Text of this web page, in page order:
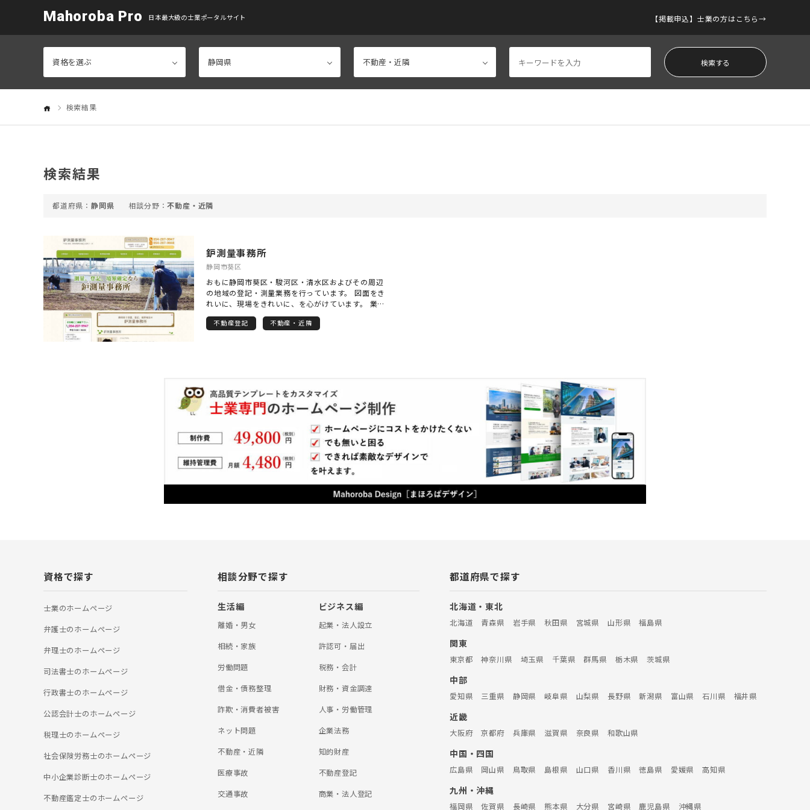
Mahoroba Pro 日本最大級の士業ポータルサイト 【掲載申込】士業の方はこちら
検索結果
検索結果
静岡県 不動産・近隣
鈩測量事務所
静岡市葵区
おもに静岡市葵区・駿河区・清水区およびその周辺
の地域の登記・測量業務を行っています。 図面をき
れいに、現場をきれいに、を心がけています。 業務
内容によっては、土地家屋調査士以外の資格者（行
政書士、司法書士等）と連携し、お互いに協力しな
不動産登記 不動産・近隣
資格で探す
士業のホームぺージ
弁護士のホームぺージ
弁理士のホームぺージ
司法書士のホームぺージ
行政書士のホームぺージ
公認会計士のホームぺージ
税理士のホームぺージ
社会保険労務士のホームぺージ
中小企業診断士のホームぺージ
不動産鑑定士のホームぺージ
相談分野で探す
生活編
離婚・男女
相続・家族
労働問題
借金・債務整理
詐欺・消費者被害
ネット問題
不動産・近隣
医療事故
交通事故
ビジネス編
起業・法人設立
許認可・届出
税務・会計
財務・資金調達
人事・労働管理
企業法務
知的財産
不動産登記
商業・法人登記
都道府県で探す
北海道・東北
北海道 青森県 岩手県 秋田県 宮城県 山形県 福島県
関東
東京都 神奈川県 埼玉県 千葉県 群馬県 栃木県 茨城県
中部
愛知県 三重県 静岡県 岐阜県 山梨県 長野県 新潟県 富山県 石川県 福井県
近畿
大阪府 京都府 兵庫県 滋賀県 奈良県 和歌山県
中国・四国
広島県 岡山県 鳥取県 島根県 山口県 香川県 徳島県 愛媛県 高知県
九州・沖縄
福岡県 佐賀県 長崎県 熊本県 大分県 宮崎県 鹿児島県 沖縄県